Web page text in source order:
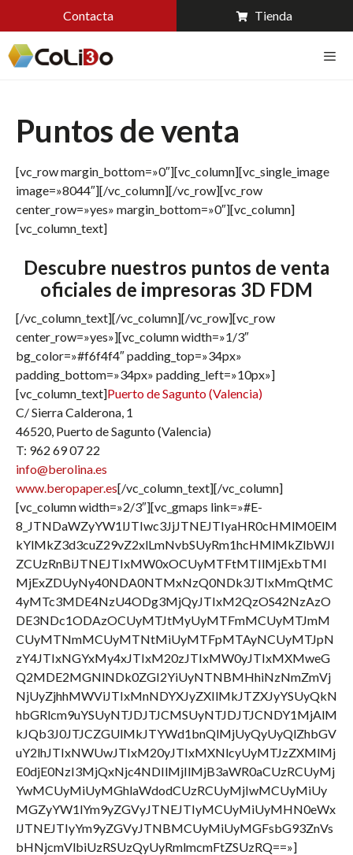
Contacta Tienda
Puntos de venta
[vc_row margin_bottom=»0″][vc_column][vc_single_image
image=»8044″][/vc_column][/vc_row][vc_row
center_row=»yes» margin_bottom=»0″][vc_column]
[vc_column_text]
Descubre nuestros puntos de venta
oficiales de impresoras 3D FDM
[/vc_column_text][/vc_column][/vc_row][vc_row
center_row=»yes»][vc_column width=»1/3″
bg_color=»#f6f4f4″ padding_top=»34px»
padding_bottom=»34px» padding_left=»10px»]
[vc_column_text]Puerto de Sagunto (Valencia)
C/ Sierra Calderona, 1
46520, Puerto de Sagunto (Valencia)
T: 962 69 07 22
info@berolina.es
www.beropaper.es[/vc_column_text][/vc_column]
[vc_column width=»2/3″][vc_gmaps link=»#E-
8_JTNDaWZyYW1lJTIwc3JjJTNEJTIyaHR0cHMlM0ElM
kYlMkZ3d3cuZ29vZ2xlLmNvbSUyRm1hcHMlMkZlbWJl
ZCUzRnBiJTNEJTIxMW0xOCUyMTFtMTIlMjExbTMl
MjExZDUyNy40NDA0NTMxNzQ0NDk3JTIxMmQtMC
4yMTc3MDE4NzU4ODg3MjQyJTIxM2QzOS42NzAzO
DE3NDc1ODAzOCUyMTJtMyUyMTFmMCUyMTJmM
CUyMTNmMCUyMTNtMiUyMTFpMTAyNCUyMTJpN
zY4JTIxNGYxMy4xJTIxM20zJTIxMW0yJTIxMXMweG
Q2MDE2MGNlNDk0ZGI2YiUyNTNBMHhiNzNmZmVj
NjUyZjhhMWViJTIxMnNDYXJyZXIlMkJTZXJyYSUyQkN
hbGRlcm9uYSUyNTJDJTJCMSUyNTJDJTJCNDY1MjAlM
kJQb3J0JTJCZGUlMkJTYWd1bnQlMjUyQyUyQlZhbGV
uY2lhJTIxNWUwJTIxM20yJTIxMXNlcyUyMTJzZXMlMj
E0djE0NzI3MjQxNjc4NDIlMjIlMjB3aWR0aCUzRCUyMj
YwMCUyMiUyMGhlaWdodCUzRCUyMjIwMCUyMiUy
MGZyYW1lYm9yZGVyJTNEJTIyMCUyMiUyMHN0eWx
lJTNEJTIyYm9yZGVyJTNBMCUyMiUyMGFsbG93ZnVs
bHNjcmVlbiUzRSUzQyUyRmlmcmFtZSUzRQ==»]